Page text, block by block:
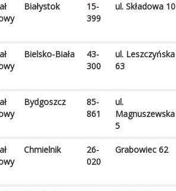
Białystok
15-
399
ul. Składowa 10
Bielsko-Biała
43-
300
ul. Leszczyńska
63
Bydgoszcz
85-
861
ul.
Magnuszewska
5
Chmielnik
26-
020
Grabowiec 62